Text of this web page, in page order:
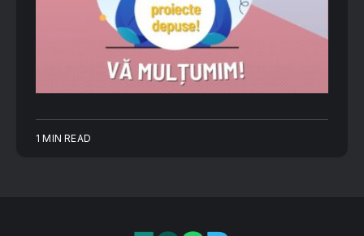
1 MIN READ